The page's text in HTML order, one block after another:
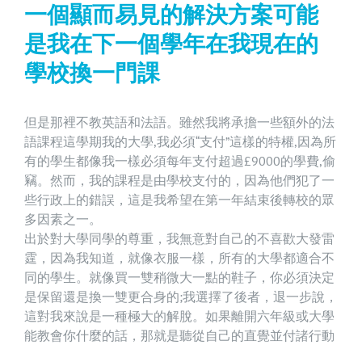
一個顯而易見的解決方案可能
是我在下一個學年在我現在的
學校換一門課
但是那裡不教英語和法語。雖然我將承擔一些額外的法
語課程這學期我的大學,我必須“支付”這樣的特權,因為所
有的學生都像我一樣必須每年支付超過£9000的學費,偷
竊。然而，我的課程是由學校支付的，因為他們犯了一
些行政上的錯誤，這是我希望在第一年結束後轉校的眾
多因素之一。
出於對大學同學的尊重，我無意對自己的不喜歡大發雷
霆，因為我知道，就像衣服一樣，所有的大學都適合不
同的學生。就像買一雙稍微大一點的鞋子，你必須決定
是保留還是換一雙更合身的;我選擇了後者，退一步說，
這對我來說是一種極大的解脫。如果離開六年級或大學
能教會你什麼的話，那就是聽從自己的直覺並付諸行動